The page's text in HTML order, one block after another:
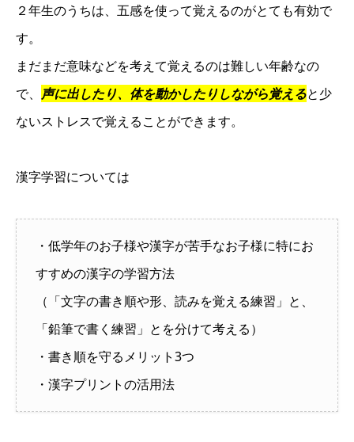
２年生のうちは、五感を使って覚えるのがとても有効で
す。
まだまだ意味などを考えて覚えるのは難しい年齢なの
で、 声に出したり、体を動かしたりしながら覚えると少
ないストレスで覚えることができます。
漢字学習については
・低学年のお子様や漢字が苦手なお子様に特にお
すすめの漢字の学習方法
（「文字の書き順や形、読みを覚える練習」と、
「鉛筆で書く練習」とを分けて考える）
・書き順を守るメリット3つ
・漢字プリントの活用法